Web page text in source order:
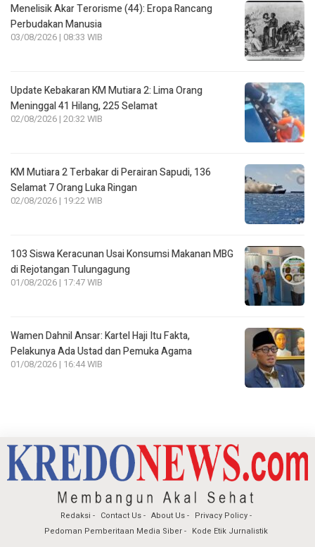
Menelisik Akar Terorisme (44): Eropa Rancang
Perbudakan Manusia
03/08/2026 | 08:33 WIB
Update Kebakaran KM Mutiara 2: Lima Orang
Meninggal 41 Hilang, 225 Selamat
02/08/2026 | 20:32 WIB
KM Mutiara 2 Terbakar di Perairan Sapudi, 136
Selamat 7 Orang Luka Ringan
02/08/2026 | 19:22 WIB
103 Siswa Keracunan Usai Konsumsi Makanan MBG
di Rejotangan Tulungagung
01/08/2026 | 17:47 WIB
Wamen Dahnil Ansar: Kartel Haji Itu Fakta,
Pelakunya Ada Ustad dan Pemuka Agama
01/08/2026 | 16:44 WIB
Redaksi Contact Us About Us
Privacy Policy
Pedoman Pemberitaan Media Siber
Kode Etik Jurnalistik